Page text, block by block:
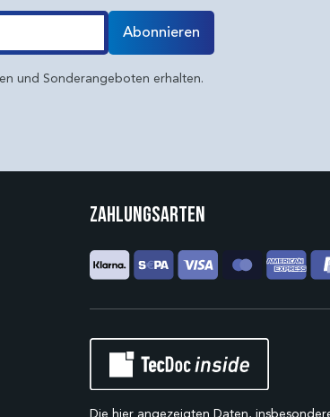
Abonnieren
und Sonderangeboten erhalten.
Zahlungsarten
Die hier angezeigten Daten,